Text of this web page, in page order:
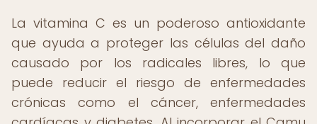
La vitamina C es un poderoso antioxidante
que ayuda a proteger las células del daño
causado por los radicales libres, lo que
puede reducir el riesgo de enfermedades
crónicas como el cáncer, enfermedades